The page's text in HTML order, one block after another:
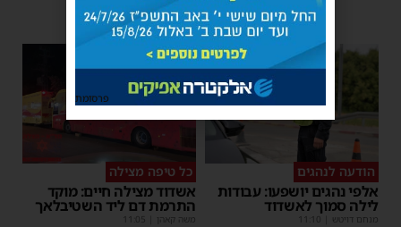
הודעה לנהגים
אלפי נהגים יושפעו: עבודות
לילה סמוך לאשדוד
מנחם דויטש
כל טיפה מצילה
אשדוד מצילה חיים: מוקד
התרמת דם ליד השטיבלאך
משה קאהן 11:05
פרסומת